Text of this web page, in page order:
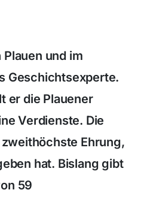
Plauen und im
Geschichtsexperte.
er die Plauener
Verdienste. Die
Ehrung,
hat. Bislang gibt
59